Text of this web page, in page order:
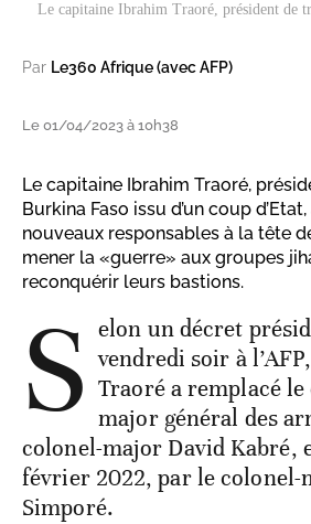
Le capitaine Ibrahim Traoré, président de
Par Le360 Afrique (avec AFP)
Le 01/04/2023 à 10h38
Le capitaine Ibrahim Traoré,
Burkina Faso issu d’un coup
nouveaux responsables à la tête
mener la «guerre» aux groupes
reconquérir leurs bastions.
S elon un décret
vendredi soir à
Traoré a remplacé le
major général des
colonel-major David Kabré,
février 2022, par le colonel-
Simporé.